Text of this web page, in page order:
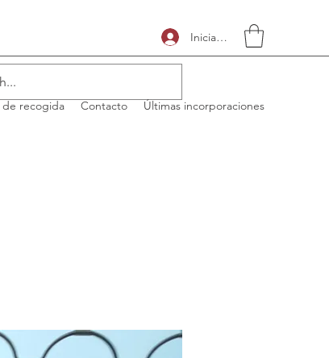
Iniciar sesión
de recogida Contacto Últimas incorporaciones